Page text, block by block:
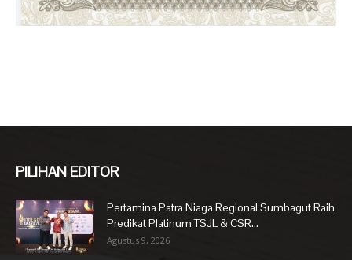
PILIHAN EDITOR
Pertamina Patra Niaga Regional Sumbagut Raih
Predikat Platinum TSJL & CSR...
Agustus 9, 2026